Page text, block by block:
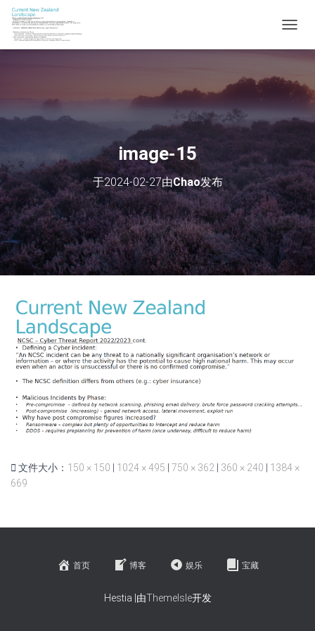
换
image-15
于2024-02-27由Chao发布
文件大小： 150 × 150 1024 × 495 750 × 362 360 × 240
1384 ×
669
首页 博客 娱乐 宝藏
Hestia |由ThemeIsle开发